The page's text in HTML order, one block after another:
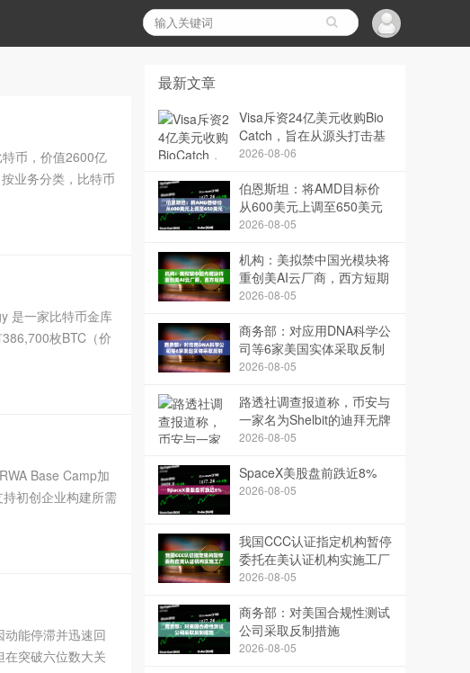
币，价值2600亿
业务分类，比特币
是一家比特币金库
枚BTC（价
Base Camp加
初创企业构建所需
能停滞并迅速回
突破六位数大关
最新文章
Visa斥资24亿美元收购Bio
Catch，旨在从源头打击基
于人工智能的欺诈行为
2026-08-06
伯恩斯坦：将AMD目标价
从600美元上调至650美元
2026-08-05
机构：美拟禁中国光模块将
重创美AI云厂商，西方短期
内根本无法替代
2026-08-05
商务部：对应用DNA科学公
司等6家美国实体采取反制
措施
2026-08-05
路透社调查报道称，币安与
一家名为Shelbit的迪拜无牌
照交易所有关联，该交易所
2026-08-05
SpaceX美股盘前跌近8%
2026-08-05
我国CCC认证指定机构暂停
委托在美认证机构实施工厂
跟踪检查
2026-08-05
商务部：对美国合规性测试
公司采取反制措施
2026-08-05